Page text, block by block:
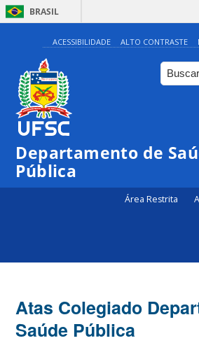
BRASIL
ACESSIBILIDADE ALTO CONTRASTE
Departamento de
Pública
Área Restrita
Atas Colegiado
Saúde Pública